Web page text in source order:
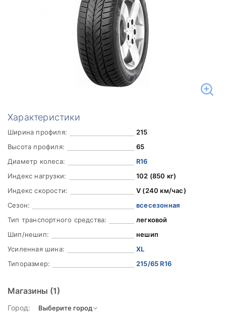
Характеристики
Ширина профиля:
215
Высота профиля:
65
Диаметр колеса:
R16
Индекс нагрузки:
102 (850 кг)
Индекс скорости:
V (240 км/час)
Сезон:
всесезонная
Тип транспортного средства:
легковой
Шип/нешип:
нешип
Усиленная шина:
XL
Типоразмер:
215/65 R16
Магазины (1)
Город: